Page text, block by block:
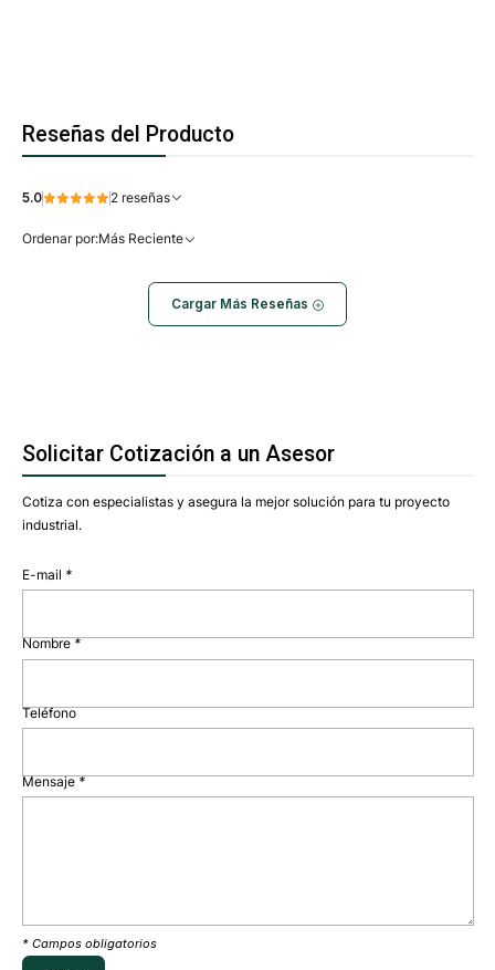
Reseñas del Producto
5.0 2 reseñas
Ordenar por:Más Reciente
Cargar Más Reseñas
Solicitar Cotización a un Asesor
Cotiza con especialistas y asegura la mejor solución para tu proyecto
industrial.
E-mail *
Nombre *
Teléfono
Mensaje *
* Campos obligatorios